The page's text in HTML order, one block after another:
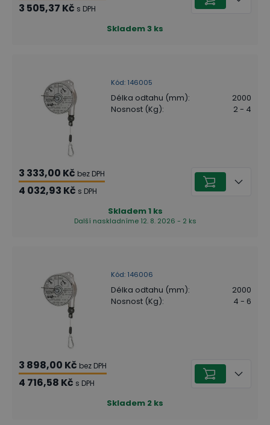
3 505,37 Kč s DPH
Skladem3 ks
Kód: 146005
Délka odtahu (mm):
2000
Nosnost (Kg): 2 - 4
3 333,00 Kč bez DPH
4 032,93 Kč s DPH
Skladem1 ks
Další naskladníme 12. 8. 2026 - 2 ks
Kód: 146006
Délka odtahu (mm):
2000
Nosnost (Kg): 4 - 6
3 898,00 Kč bez DPH
4 716,58 Kč s DPH
Skladem 2 ks